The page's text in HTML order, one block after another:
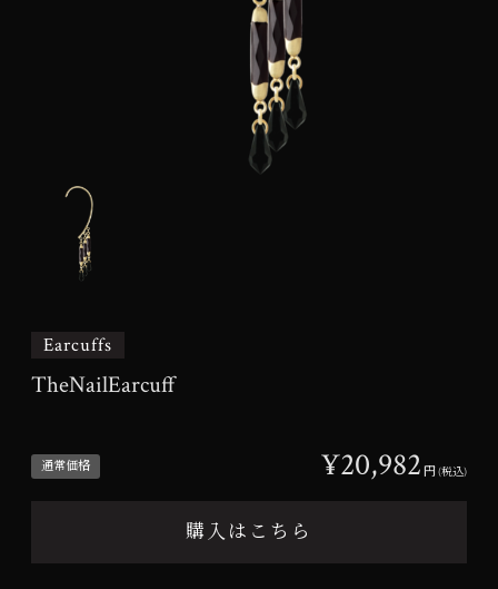
Earcuffs
TheNailEarcuff
通常価格 ¥20,982 円(税込)
購入はこちら